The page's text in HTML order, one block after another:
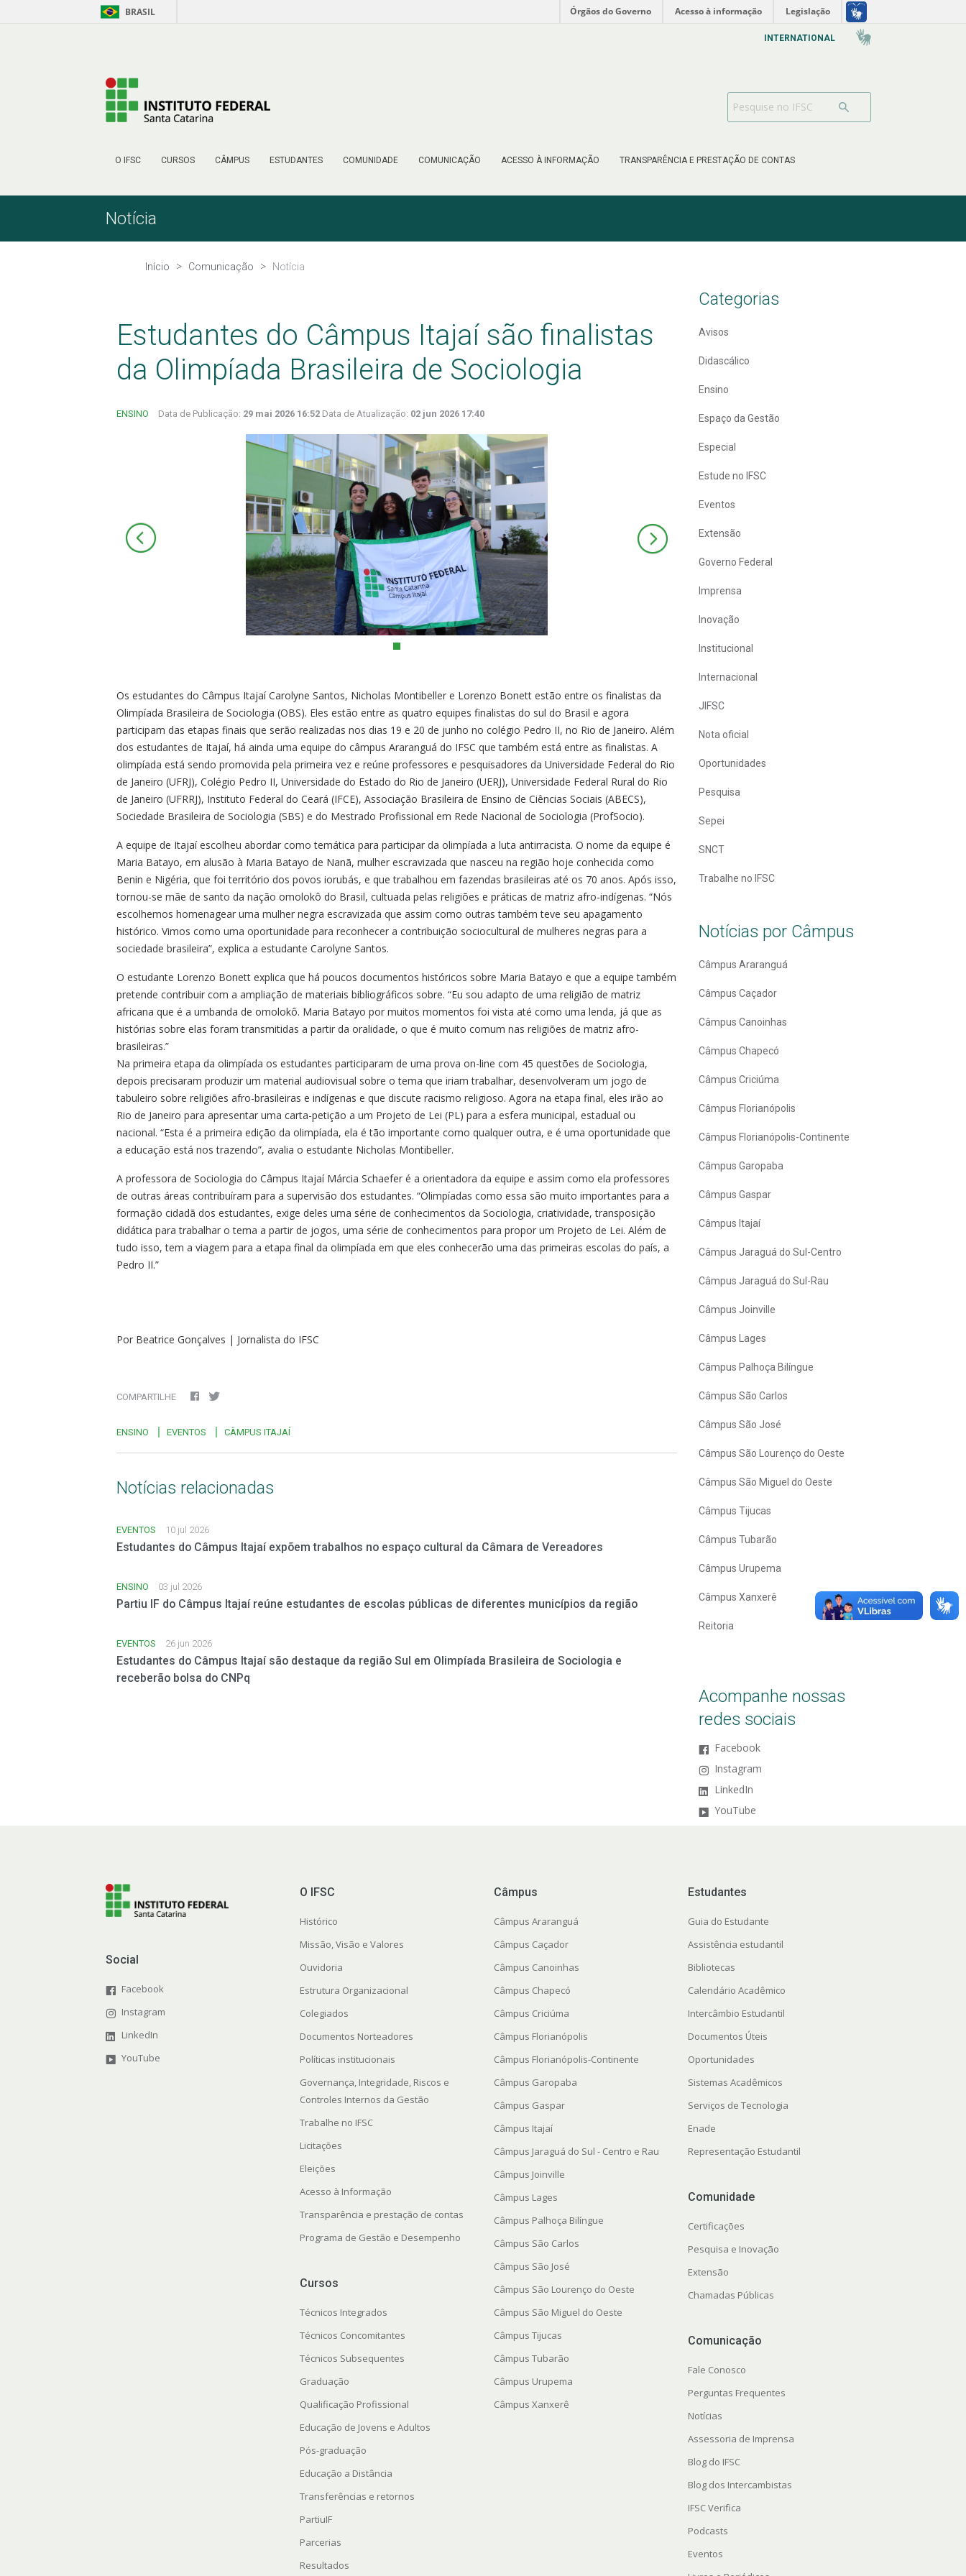
Pular para o Conteúdo BRASIL Órgãos do Governo Acesso à informação Legislação
O IFSC CURSOS CÂMPUS ESTUDANTES COMUNIDADE COMUNICAÇÃO ACESSO À INFORMAÇÃO TRANSPARÊNCIA E PRESTAÇÃO DE CONTAS
INTERNATIONAL
Notícia
Início Comunicação Notícia
Estudantes do Câmpus Itajaí são finalistas
da Olimpíada Brasileira de Sociologia
ENSINO Data de Publicação: 29 mai 2026 16:52 Data de Atualização: 02 jun 2026 17:40
Os estudantes do Câmpus Itajaí Carolyne Santos, Nicholas Montibeller e Lorenzo Bonett estão entre os finalistas da
Olimpíada Brasileira de Sociologia (OBS). Eles estão entre as quatro equipes finalistas do sul do Brasil e agora
participam das etapas finais que serão realizadas nos dias 19 e 20 de junho no colégio Pedro II, no Rio de Janeiro. Além
dos estudantes de Itajaí, há ainda uma equipe do câmpus Araranguá do IFSC que também está entre as finalistas. A
olimpíada está sendo promovida pela primeira vez e reúne professores e pesquisadores da Universidade Federal do Rio
de Janeiro (UFRJ), Colégio Pedro II, Universidade do Estado do Rio de Janeiro (UERJ), Universidade Federal Rural do Rio
de Janeiro (UFRRJ), Instituto Federal do Ceará (IFCE), Associação Brasileira de Ensino de Ciências Sociais (ABECS),
Sociedade Brasileira de Sociologia (SBS) e do Mestrado Profissional em Rede Nacional de Sociologia (ProfSocio).
A equipe de Itajaí escolheu abordar como temática para participar da olimpíada a luta antirracista. O nome da equipe é
Maria Batayo, em alusão à Maria Batayo de Nanã, mulher escravizada que nasceu na região hoje conhecida como
Benin e Nigéria, que foi território dos povos iorubás, e que trabalhou em fazendas brasileiras até os 70 anos. Após isso,
tornou-se mãe de santo da nação omolokô do Brasil, cultuada pelas religiões e práticas de matriz afro-indígenas. “Nós
escolhemos homenagear uma mulher negra escravizada que assim como outras também teve seu apagamento
histórico. Vimos como uma oportunidade para reconhecer a contribuição sociocultural de mulheres negras para a
sociedade brasileira”, explica a estudante Carolyne Santos.
O estudante Lorenzo Bonett explica que há poucos documentos históricos sobre Maria Batayo e que a equipe também
pretende contribuir com a ampliação de materiais bibliográficos sobre. “Eu sou adapto de uma religião de matriz
africana que é a umbanda de omolokô. Maria Batayo por muitos momentos foi vista até como uma lenda, já que as
histórias sobre elas foram transmitidas a partir da oralidade, o que é muito comum nas religiões de matriz afro-
brasileiras.”
Na primeira etapa da olimpíada os estudantes participaram de uma prova on-line com 45 questões de Sociologia,
depois precisaram produzir um material audiovisual sobre o tema que iriam trabalhar, desenvolveram um jogo de
tabuleiro sobre religiões afro-brasileiras e indígenas e que discute racismo religioso. Agora na etapa final, eles irão ao
Rio de Janeiro para apresentar uma carta-petição a um Projeto de Lei (PL) para a esfera municipal, estadual ou
nacional. “Esta é a primeira edição da olimpíada, ela é tão importante como qualquer outra, e é uma oportunidade que
a educação está nos trazendo”, avalia o estudante Nicholas Montibeller.
A professora de Sociologia do Câmpus Itajaí Márcia Schaefer é a orientadora da equipe e assim como ela professores
de outras áreas contribuíram para a supervisão dos estudantes. “Olimpíadas como essa são muito importantes para a
formação cidadã dos estudantes, exige deles uma série de conhecimentos da Sociologia, criatividade, transposição
didática para trabalhar o tema a partir de jogos, uma série de conhecimentos para propor um Projeto de Lei. Além de
tudo isso, tem a viagem para a etapa final da olimpíada em que eles conhecerão uma das primeiras escolas do país, a
Pedro II.”
Por Beatrice Gonçalves | Jornalista do IFSC
COMPARTILHE
ENSINO EVENTOS CÂMPUS ITAJAÍ
Notícias relacionadas
EVENTOS 10 jul 2026
Estudantes do Câmpus Itajaí expõem trabalhos no espaço cultural da Câmara de Vereadores
ENSINO 03 jul 2026
Partiu IF do Câmpus Itajaí reúne estudantes de escolas públicas de diferentes municípios da região
EVENTOS 26 jun 2026
Estudantes do Câmpus Itajaí são destaque da região Sul em Olimpíada Brasileira de Sociologia e
receberão bolsa do CNPq
Categorias
Avisos
Didascálico
Ensino
Espaço da Gestão
Especial
Estude no IFSC
Eventos
Extensão
Governo Federal
Imprensa
Inovação
Institucional
Internacional
JIFSC
Nota oficial
Oportunidades
Pesquisa
Sepei
SNCT
Trabalhe no IFSC
Notícias por Câmpus
Câmpus Araranguá
Câmpus Caçador
Câmpus Canoinhas
Câmpus Chapecó
Câmpus Criciúma
Câmpus Florianópolis
Câmpus Florianópolis-Continente
Câmpus Garopaba
Câmpus Gaspar
Câmpus Itajaí
Câmpus Jaraguá do Sul-Centro
Câmpus Jaraguá do Sul-Rau
Câmpus Joinville
Câmpus Lages
Câmpus Palhoça Bilíngue
Câmpus São Carlos
Câmpus São José
Câmpus São Lourenço do Oeste
Câmpus São Miguel do Oeste
Câmpus Tijucas
Câmpus Tubarão
Câmpus Urupema
Câmpus Xanxerê
Reitoria
Acompanhe nossas
redes sociais
Facebook
Instagram
LinkedIn
YouTube
Social
Facebook
Instagram
LinkedIn
YouTube
O IFSC
Histórico
Missão, Visão e Valores
Ouvidoria
Estrutura Organizacional
Colegiados
Documentos Norteadores
Políticas institucionais
Governança, Integridade, Riscos e
Controles Internos da Gestão
Trabalhe no IFSC
Licitações
Eleições
Acesso à Informação
Transparência e prestação de contas
Programa de Gestão e Desempenho
Cursos
Técnicos Integrados
Técnicos Concomitantes
Técnicos Subsequentes
Graduação
Qualificação Profissional
Educação de Jovens e Adultos
Pós-graduação
Educação a Distância
Transferências e retornos
PartiuIF
Parcerias
Resultados
Câmpus
Câmpus Araranguá
Câmpus Caçador
Câmpus Canoinhas
Câmpus Chapecó
Câmpus Criciúma
Câmpus Florianópolis
Câmpus Florianópolis-Continente
Câmpus Garopaba
Câmpus Gaspar
Câmpus Itajaí
Câmpus Jaraguá do Sul - Centro e Rau
Câmpus Joinville
Câmpus Lages
Câmpus Palhoça Bilíngue
Câmpus São Carlos
Câmpus São José
Câmpus São Lourenço do Oeste
Câmpus São Miguel do Oeste
Câmpus Tijucas
Câmpus Tubarão
Câmpus Urupema
Câmpus Xanxerê
Estudantes
Guia do Estudante
Assistência estudantil
Bibliotecas
Calendário Acadêmico
Intercâmbio Estudantil
Documentos Úteis
Oportunidades
Sistemas Acadêmicos
Serviços de Tecnologia
Enade
Representação Estudantil
Comunidade
Certificações
Pesquisa e Inovação
Extensão
Chamadas Públicas
Comunicação
Fale Conosco
Perguntas Frequentes
Notícias
Assessoria de Imprensa
Blog do IFSC
Blog dos Intercambistas
IFSC Verifica
Podcasts
Eventos